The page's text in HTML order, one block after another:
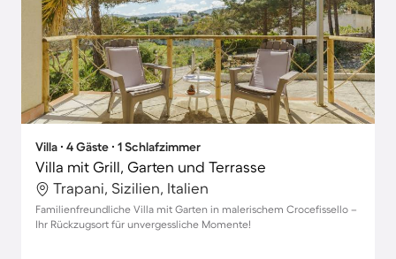
Villa ∙ 4 Gäste ∙ 1 Schlafzimmer
Villa mit Grill, Garten und Terrasse
Trapani, Sizilien, Italien
Familienfreundliche Villa mit Garten in malerischem Crocefissello –
Ihr Rückzugsort für unvergessliche Momente!